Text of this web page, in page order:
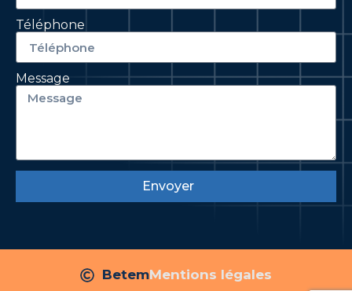
Téléphone
Message
Envoyer
BetemMentions légales